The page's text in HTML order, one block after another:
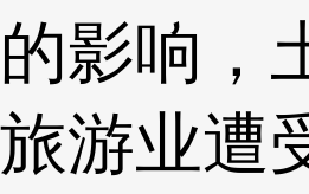
的影响，
旅游业遭